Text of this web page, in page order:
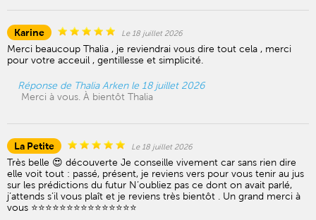
Karine Le 18 juillet 2026
Merci beaucoup Thalia , je reviendrai vous dire tout cela , merci
pour votre acceuil , gentillesse et simplicité.
Réponse de Thalia Arken le 18 juillet 2026
Merci à vous. À bientôt Thalia
La Petite Le 18 juillet 2026
Très belle 😍 découverte Je conseille vivement car sans rien dire
elle voit tout : passé, présent, je reviens vers pour vous tenir au jus
sur les prédictions du futur N’oubliez pas ce dont on avait parlé,
j’attends s’il vous plaît et je reviens très bientôt . Un grand merci à
vous ⭐️⭐️⭐️⭐️⭐️⭐️⭐️⭐️⭐️⭐️⭐️⭐️⭐️⭐️⭐️